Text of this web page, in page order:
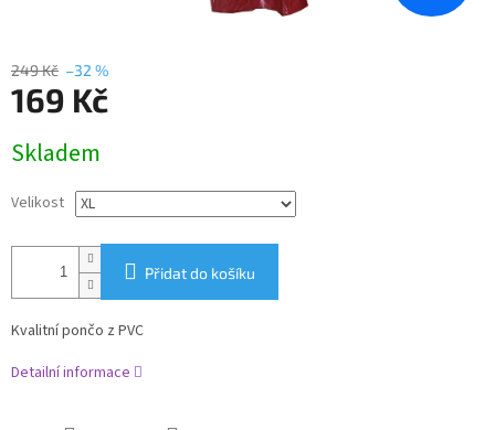
249 Kč –32 %
169 Kč
cena:
Skladem
Velikost
Přidat do košíku
Kvalitní pončo z PVC
Detailní informace